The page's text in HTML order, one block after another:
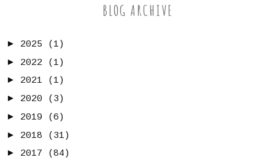
BLOG ARCHIVE
► 2025
(1)
► 2022
(1)
► 2021
(1)
► 2020
(3)
► 2019
(6)
► 2018
(31)
► 2017
(84)